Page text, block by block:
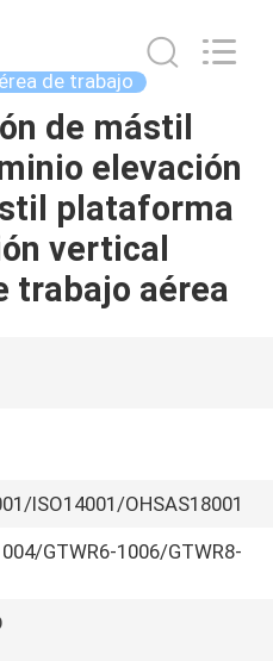
de trabajo
de mástil
elevación
plataforma
vertical
trabajo aérea
ISO14001/OHSAS18001
GTWR6-1006/GTWR8-